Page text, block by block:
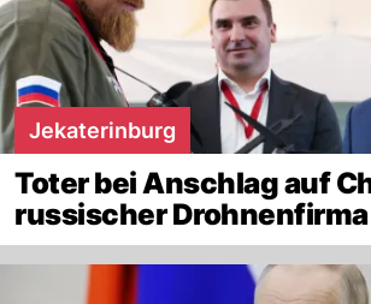
Jekaterinburg
Toter bei Anschlag auf
russischer Drohnenfirma